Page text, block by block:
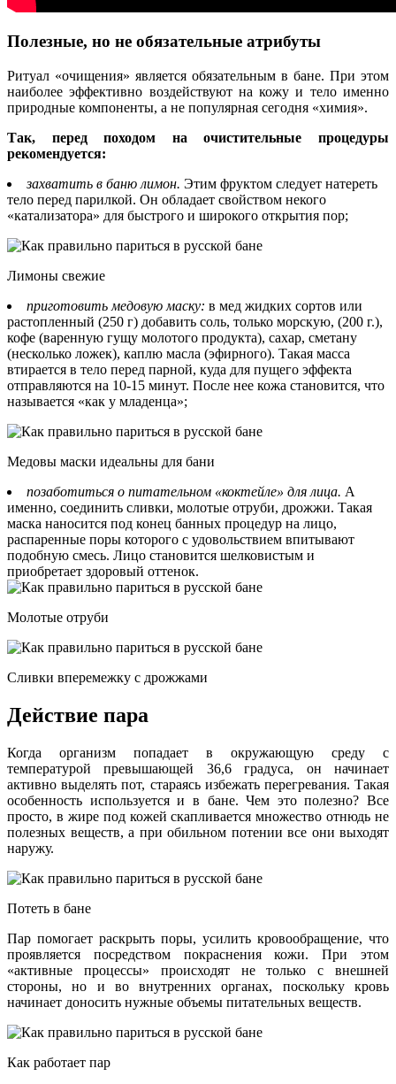
Полезные, но не обязательные атрибуты
Ритуал «очищения» является обязательным в бане. При этом
наиболее эффективно воздействуют на кожу и тело именно
природные компоненты, а не популярная сегодня «химия».
Так, перед походом на очистительные процедуры
рекомендуется:
захватить в баню лимон. Этим фруктом следует натереть
тело перед парилкой. Он обладает свойством некого
«катализатора» для быстрого и широкого открытия пор;
Лимоны свежие
приготовить медовую маску: в мед жидких сортов или
растопленный (250 г) добавить соль, только морскую, (200 г.),
кофе (варенную гущу молотого продукта), сахар, сметану
(несколько ложек), каплю масла (эфирного). Такая масса
втирается в тело перед парной, куда для пущего эффекта
отправляются на 10-15 минут. После нее кожа становится, что
называется «как у младенца»;
Медовы маски идеальны для бани
позаботиться о питательном «коктейле» для лица. А
именно, соединить сливки, молотые отруби, дрожжи. Такая
маска наносится под конец банных процедур на лицо,
распаренные поры которого с удовольствием впитывают
подобную смесь. Лицо становится шелковистым и
приобретает здоровый оттенок.
Молотые отруби
Сливки вперемежку с дрожжами
Действие пара
Когда организм попадает в окружающую среду с
температурой превышающей 36,6 градуса, он начинает
активно выделять пот, стараясь избежать перегревания. Такая
особенность используется и в бане. Чем это полезно? Все
просто, в жире под кожей скапливается множество отнюдь не
полезных веществ, а при обильном потении все они выходят
наружу.
Потеть в бане
Пар помогает раскрыть поры, усилить кровообращение, что
проявляется посредством покраснения кожи. При этом
«активные процессы» происходят не только с внешней
стороны, но и во внутренних органах, поскольку кровь
начинает доносить нужные объемы питательных веществ.
Как работает пар